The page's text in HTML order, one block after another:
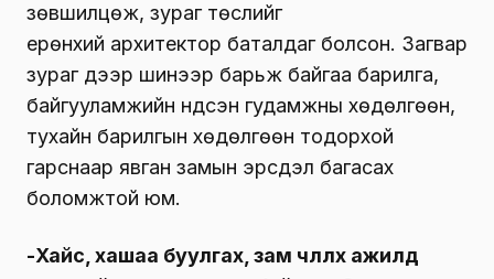
зөвшилцөж, зураг төслийг
ерөнхий архитектор баталдаг болсон. Загвар
зураг дээр шинээр барьж байгаа барилга,
байгууламжийн үндсэн гудамжны хөдөлгөөн,
тухайн барилгын хөдөлгөөн тодорхой
гарснаар явган замын эрсдэл багасах
боломжтой юм.
-Хайс, хашаа буулгах, зам чөлөөлөх ажилд